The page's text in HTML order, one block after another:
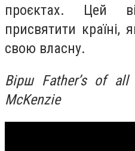
проєктах. Цей
присвятити країні,
свою власну.
Вірш Father’s of all
McKenzie